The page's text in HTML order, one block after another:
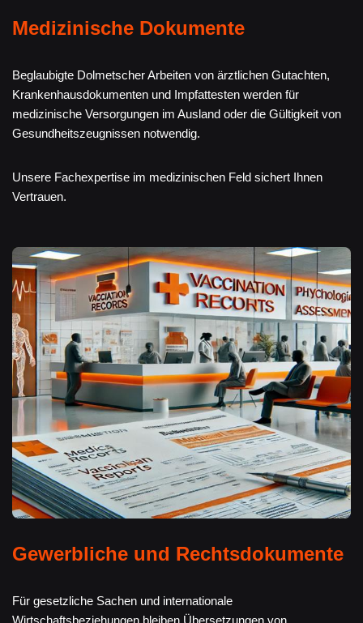
Medizinische Dokumente
Beglaubigte Dolmetscher Arbeiten von ärztlichen Gutachten,
Krankenhausdokumenten und Impfattesten werden für
medizinische Versorgungen im Ausland oder die Gültigkeit von
Gesundheitszeugnissen notwendig.
Unsere Fachexpertise im medizinischen Feld sichert Ihnen
Vertrauen.
Gewerbliche und Rechtsdokumente
Für gesetzliche Sachen und internationale